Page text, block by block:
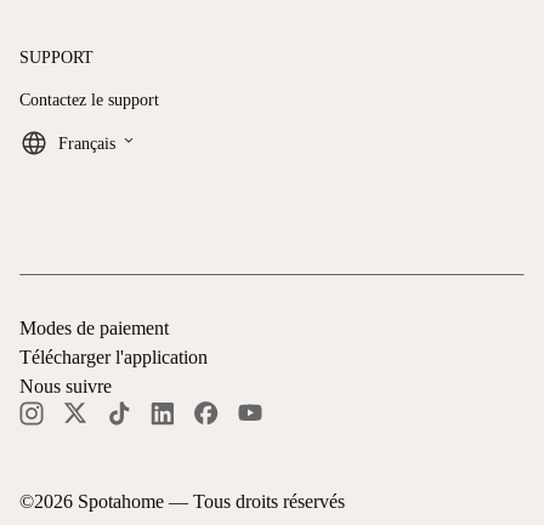
SUPPORT
Contactez le support
Français keyboard_arrow_down
©2026 Spotahome — Tous droits réservés
Modes de paiement
Télécharger l'application
Nous suivre